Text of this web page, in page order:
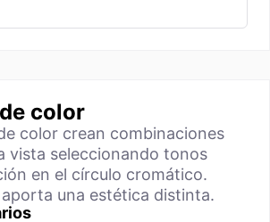
color
color crean combinaciones
vista seleccionando tonos
en el círculo cromático.
una estética distinta.